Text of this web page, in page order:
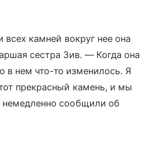
камней вокруг нее она
сестра Зив. — Когда она
в нем что-то изменилось. Я
прекрасный камень, и мы
сообщили об